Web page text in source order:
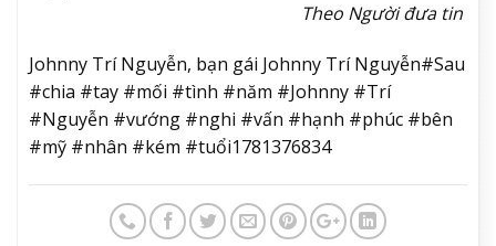
Theo Người đưa tin
Johnny Trí Nguyễn, bạn gái Johnny Trí Nguyễn#Sau
#chia #tay #mối #tình #năm #Johnny #Trí
#Nguyễn #vướng #nghi #vấn #hạnh #phúc #bên
#mỹ #nhân #kém #tuổi1781376834